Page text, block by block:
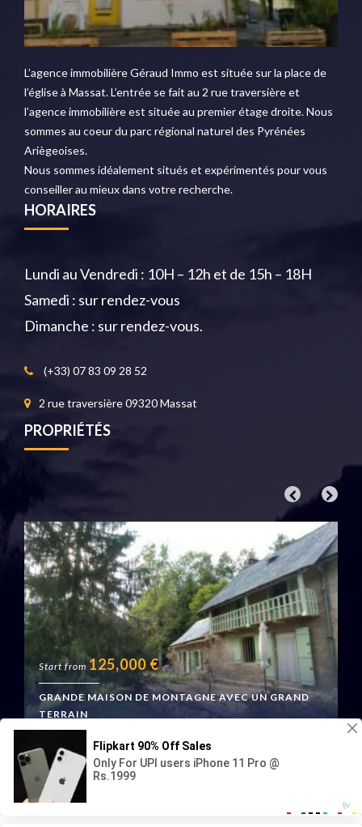
L’agence immobilière Géraud Immo est située sur la place de
l’église à Massat. L’entrée se fait au 2 rue traversière et
l’agence immobilière est située au premier étage droite. Nous
sommes au coeur du parc régional naturel des Pyrénées
Ariègeoises.
Nous sommes idéalement situés et expérimentés pour vous
conseiller au mieux dans votre recherche.
HORAIRES
Lundi au Vendredi : 10H – 12h et de 15h – 18H
Samedi : sur rendez-vous
Dimanche : sur rendez-vous.
(+33) 07 83 09 28 52
2 rue traversière 09320 Massat
PROPRIÉTÉS
Start from 125,000 €
GRANDE MAISON DE MONTAGNE AVEC UN GRAND
TERRAIN
Boussenac, France